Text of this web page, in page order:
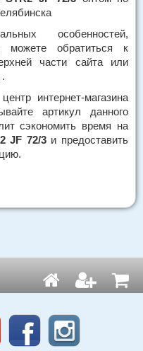
особенностей,
обратиться к
части сайта или
.
интернет-магазина
артикул данного
сэкономить время на
JF 72/3и предоставить